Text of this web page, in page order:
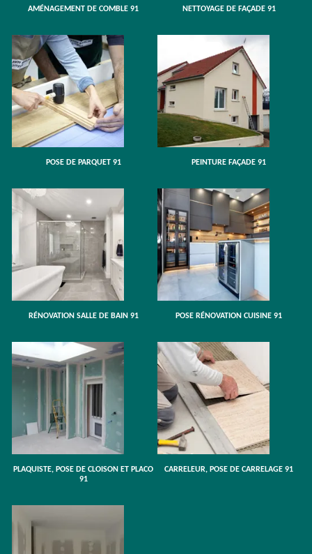
AMÉNAGEMENT DE COMBLE 91 NETTOYAGE DE FAÇADE 91
POSE DE PARQUET 91 PEINTURE FAÇADE 91
RÉNOVATION SALLE DE BAIN 91 POSE RÉNOVATION CUISINE 91
PLAQUISTE, POSE DE CLOISON ET PLACO
91
CARRELEUR, POSE DE CARRELAGE 91